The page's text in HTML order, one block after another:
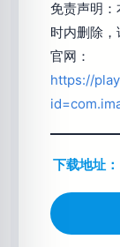
免责声明
时内删除，
官网：
https://
下载地址：